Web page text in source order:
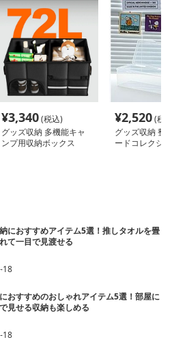
¥3,340(税込)
グッズ収納 多機能キャ
ンプ用収納ボックス
¥2,520(税
グッズ収納 整
ードコレクシ
におすすめアイテム5選！推しタオルを畳
て一目で見渡せる
18
おすすめのおしゃれアイテム5選！部屋に
見せる収納も楽しめる
18